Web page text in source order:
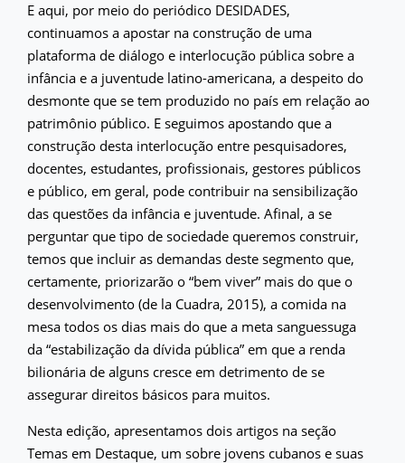
E aqui, por meio do periódico DESIDADES,
continuamos a apostar na construção de uma
plataforma de diálogo e interlocução pública sobre a
infância e a juventude latino-americana, a despeito do
desmonte que se tem produzido no país em relação ao
patrimônio público. E seguimos apostando que a
construção desta interlocução entre pesquisadores,
docentes, estudantes, profissionais, gestores públicos
e público, em geral, pode contribuir na sensibilização
das questões da infância e juventude. Afinal, a se
perguntar que tipo de sociedade queremos construir,
temos que incluir as demandas deste segmento que,
certamente, priorizarão o “bem viver” mais do que o
desenvolvimento (de la Cuadra, 2015), a comida na
mesa todos os dias mais do que a meta sanguessuga
da “estabilização da dívida pública” em que a renda
bilionária de alguns cresce em detrimento de se
assegurar direitos básicos para muitos.
Nesta edição, apresentamos dois artigos na seção
Temas em Destaque, um sobre jovens cubanos e suas